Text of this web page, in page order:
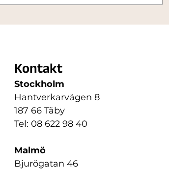
Kontakt
Stockholm
Hantverkarvägen 8
187 66 Täby
Tel: 08 622 98 40
Malmö
Bjurögatan 46